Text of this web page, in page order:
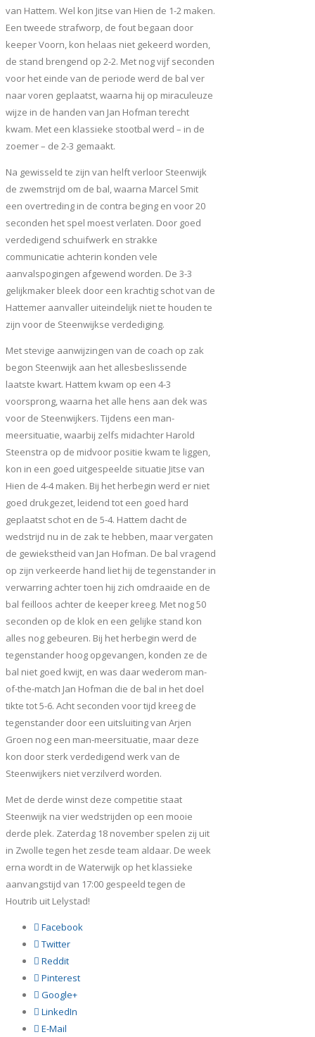
van Hattem. Wel kon Jitse van Hien de 1-2 maken.
Een tweede strafworp, de fout begaan door
keeper Voorn, kon helaas niet gekeerd worden,
de stand brengend op 2-2. Met nog vijf seconden
voor het einde van de periode werd de bal ver
naar voren geplaatst, waarna hij op miraculeuze
wijze in de handen van Jan Hofman terecht
kwam. Met een klassieke stootbal werd – in de
zoemer – de 2-3 gemaakt.
Na gewisseld te zijn van helft verloor Steenwijk
de zwemstrijd om de bal, waarna Marcel Smit
een overtreding in de contra beging en voor 20
seconden het spel moest verlaten. Door goed
verdedigend schuifwerk en strakke
communicatie achterin konden vele
aanvalspogingen afgewend worden. De 3-3
gelijkmaker bleek door een krachtig schot van de
Hattemer aanvaller uiteindelijk niet te houden te
zijn voor de Steenwijkse verdediging.
Met stevige aanwijzingen van de coach op zak
begon Steenwijk aan het allesbeslissende
laatste kwart. Hattem kwam op een 4-3
voorsprong, waarna het alle hens aan dek was
voor de Steenwijkers. Tijdens een man-
meersituatie, waarbij zelfs midachter Harold
Steenstra op de midvoor positie kwam te liggen,
kon in een goed uitgespeelde situatie Jitse van
Hien de 4-4 maken. Bij het herbegin werd er niet
goed drukgezet, leidend tot een goed hard
geplaatst schot en de 5-4. Hattem dacht de
wedstrijd nu in de zak te hebben, maar vergaten
de gewiekstheid van Jan Hofman. De bal vragend
op zijn verkeerde hand liet hij de tegenstander in
verwarring achter toen hij zich omdraaide en de
bal feilloos achter de keeper kreeg. Met nog 50
seconden op de klok en een gelijke stand kon
alles nog gebeuren. Bij het herbegin werd de
tegenstander hoog opgevangen, konden ze de
bal niet goed kwijt, en was daar wederom man-
of-the-match Jan Hofman die de bal in het doel
tikte tot 5-6. Acht seconden voor tijd kreeg de
tegenstander door een uitsluiting van Arjen
Groen nog een man-meersituatie, maar deze
kon door sterk verdedigend werk van de
Steenwijkers niet verzilverd worden.
Met de derde winst deze competitie staat
Steenwijk na vier wedstrijden op een mooie
derde plek. Zaterdag 18 november spelen zij uit
in Zwolle tegen het zesde team aldaar. De week
erna wordt in de Waterwijk op het klassieke
aanvangstijd van 17:00 gespeeld tegen de
Houtrib uit Lelystad!
Facebook
Twitter
Reddit
Pinterest
Google+
LinkedIn
E-Mail